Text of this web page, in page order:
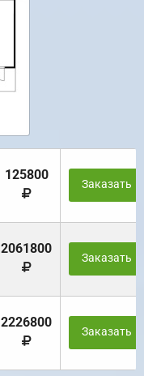
125800
Заказать
2061800
Заказать
2226800
Заказать